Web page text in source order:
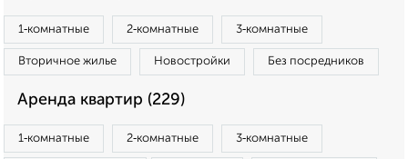
1‑комнатные 2‑комнатные 3‑комнатные
Вторичное жилье Новостройки Без посредников
Аренда квартир (229)
1‑комнатные 2‑комнатные 3‑комнатные